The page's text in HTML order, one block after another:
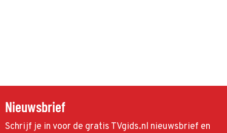
Nieuwsbrief
Schrijf je in voor de gratis TVgids.nl nieuwsbrief en